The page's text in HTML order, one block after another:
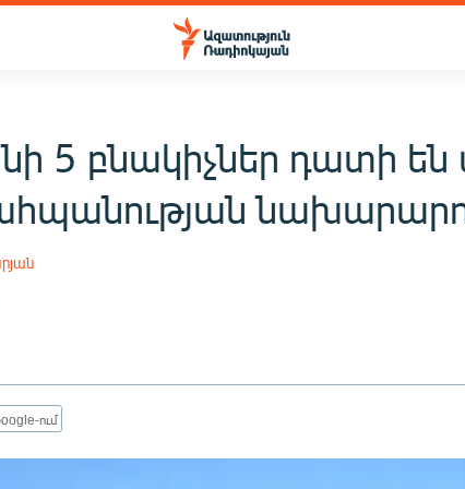
5 բնակիչներ դատի են
ում